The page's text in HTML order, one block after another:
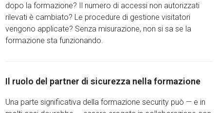
dopo la formazione? Il numero di accessi non autorizzati
rilevati è cambiato? Le procedure di gestione visitatori
vengono applicate? Senza misurazione, non si sa se la
formazione sta funzionando.
Il ruolo del partner di sicurezza nella formazione
Una parte significativa della formazione security può — e in